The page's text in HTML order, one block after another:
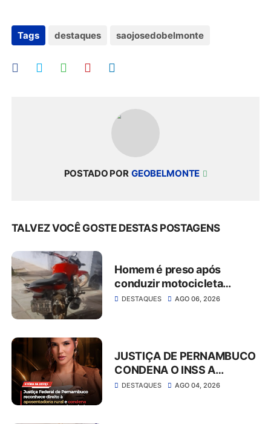
Tags destaques saojosedobelmonte
POSTADO POR GEOBELMONTE
TALVEZ VOCÊ GOSTE DESTAS POSTAGENS
Homem é preso após
conduzir motocicleta
embriagado e resistir à
DESTAQUES AGO 06, 2026
JUSTIÇA DE PERNAMBUCO
CONDENA O INSS A
CONCEDER
DESTAQUES AGO 04, 2026